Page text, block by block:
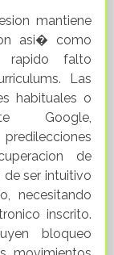
mantiene
asi� como
rapido falto
Las
habituales o
Google,
de
de ser intuitivo
necesitando
inscrito.
bloqueo